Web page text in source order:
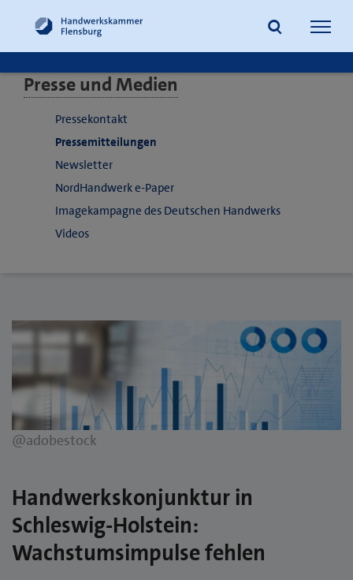
Presse und Medien
Pressekontakt
Pressemitteilungen
Newsletter
NordHandwerk e-Paper
Imagekampagne des Deutschen Handwerks
Videos
@adobestock
Handwerkskonjunktur in
Schleswig-Holstein:
Wachstumsimpulse fehlen